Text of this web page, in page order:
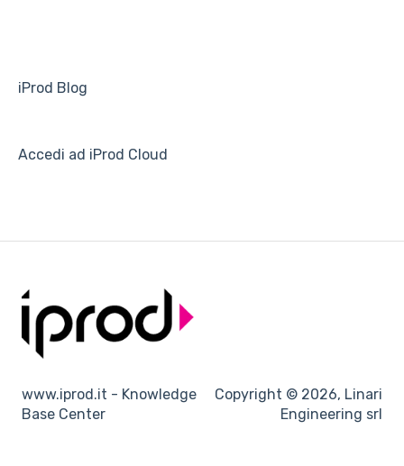
iProd Blog
Accedi ad iProd Cloud
www.iprod.it - Knowledge
Base Center
Copyright © 2026, Linari
Engineering srl